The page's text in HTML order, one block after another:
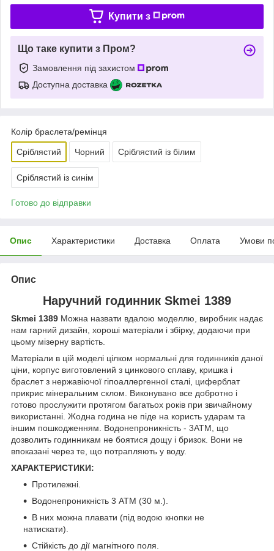
Купити з
Що таке купити з Пром?
Замовлення під захистом
Доступна доставка
Колір браслета/ремінця
Сріблястий Чорний Сріблястий із білим
Сріблястий із синім
Готово до відправки
Опис Характеристики Доставка Оплата Умови
Опис
Наручний годинник Skmei 1389
Skmei 1389 Можна назвати вдалою моделлю, виробник надає
нам гарний дизайн, хороші матеріали і збірку, додаючи при
цьому мізерну вартість.
Матеріали в цій моделі цілком нормальні для годинників даної
ціни, корпус виготовлений з цинкового сплаву, кришка і
браслет з нержавіючої гіпоаллергенної сталі, циферблат
прикриє мінеральним склом. Виконувано все добротно і
готово прослужити протягом багатьох років при звичайному
використанні. Жодна година не піде на користь ударам та
іншим пошкодженням. Водонепроникність - 3АТМ, що
дозволить годинникам не боятися дощу і бризок. Вони не
впоказані через те, що потрапляють у воду.
ХАРАКТЕРИСТИКИ:
Протилежні.
Водонепроникність 3 АТМ (30 м.).
В них можна плавати (під водою кнопки не
натискати).
Стійкість до дії магнітного поля.